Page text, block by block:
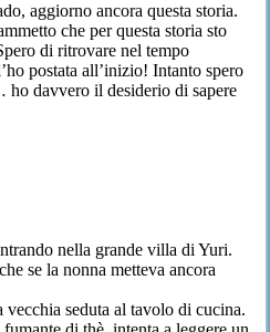
, aggiorno ancora questa storia.
che per questa storia sto
di ritrovare nel tempo
postata all’inizio! Intanto spero
davvero il desiderio di sapere
nella grande villa di Yuri.
se la nonna metteva ancora
vecchia seduta al tavolo di cucina.